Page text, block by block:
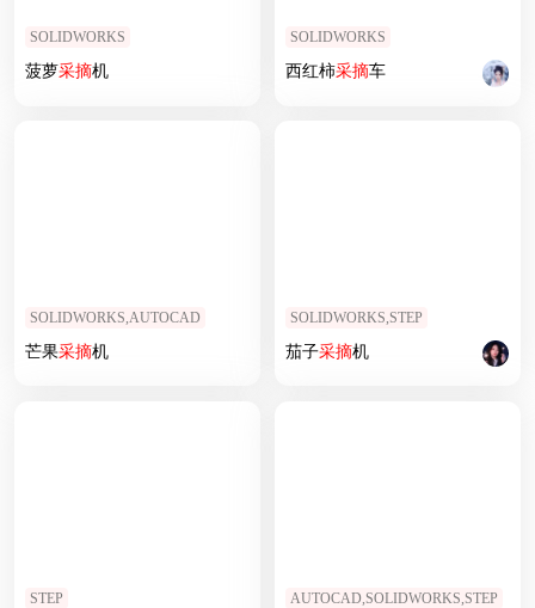
SOLIDWORKS
菠萝采摘机
SOLIDWORKS
西红柿采摘车
SOLIDWORKS,AUTOCAD
芒果采摘机
SOLIDWORKS,STEP
茄子采摘机
STEP AUTOCAD,SOLIDWORKS,STEP